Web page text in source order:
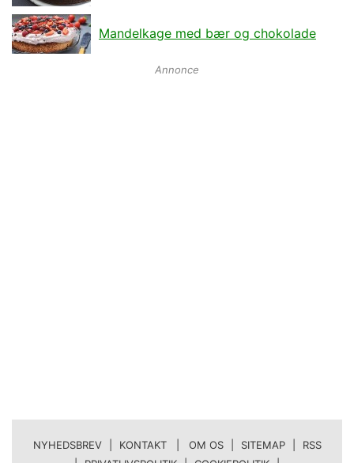
Mandelkage med bær og chokolade
Annonce
NYHEDSBREV KONTAKT | OM OS SITEMAP
RSS